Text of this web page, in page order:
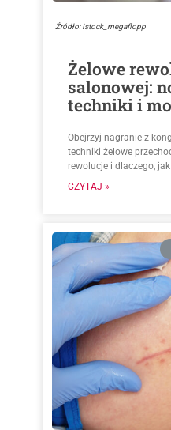
Źródło: Istock_megaflopp
Żelowe
salonowej:
techniki i
Obejrzyj nagranie z
techniki żelowe
rewolucje i dlaczego,
CZYTAJ »